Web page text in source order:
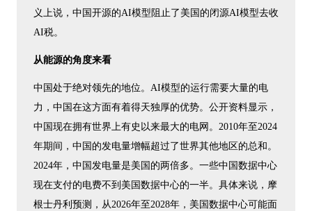
义上说，中国开源的AI模型阻止了美国的闭源AI模型去收
AI税。
从能源的角度来看
中国处于绝对领先的地位。AI模型的运行需要大量的电
力，中国在这方面有着得天独厚的优势。公开资料显示，
中国现在拥有世界上有史以来最大的电网。2010年至2024
年期间，中国的发电量增幅超过了世界其他地区的总和。
2024年，中国发电量是美国的两倍多。一些中国数据中心
现在支付的电费不到美国数据中心的一半。具体来说，摩
根士丹利预测，从2026年至2028年，美国数据中心可能面